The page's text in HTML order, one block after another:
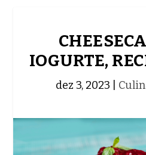
IOGURTE,
dez 3, 2023